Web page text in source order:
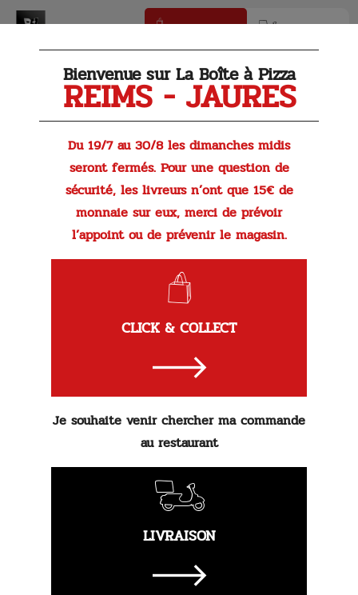
Click & Collect Livraison
Bienvenue sur La Boîte à Pizza
REIMS - JAURES
Du 19/7 au 30/8 les dimanches midis
seront fermés. Pour une question de
sécurité, les livreurs n’ont que 15€ de
monnaie sur eux, merci de prévoir
l’appoint ou de prévenir le magasin.
CLICK & COLLECT
Je souhaite venir chercher ma commande
au restaurant
LIVRAISON
Incontournable
Macadamia Nut Brittle (460ml)
Parfum phare, une onctueuse crème glacée à la vanille avec
des éclats de noix de macadamia caramélisées.
7.90 €
Commander